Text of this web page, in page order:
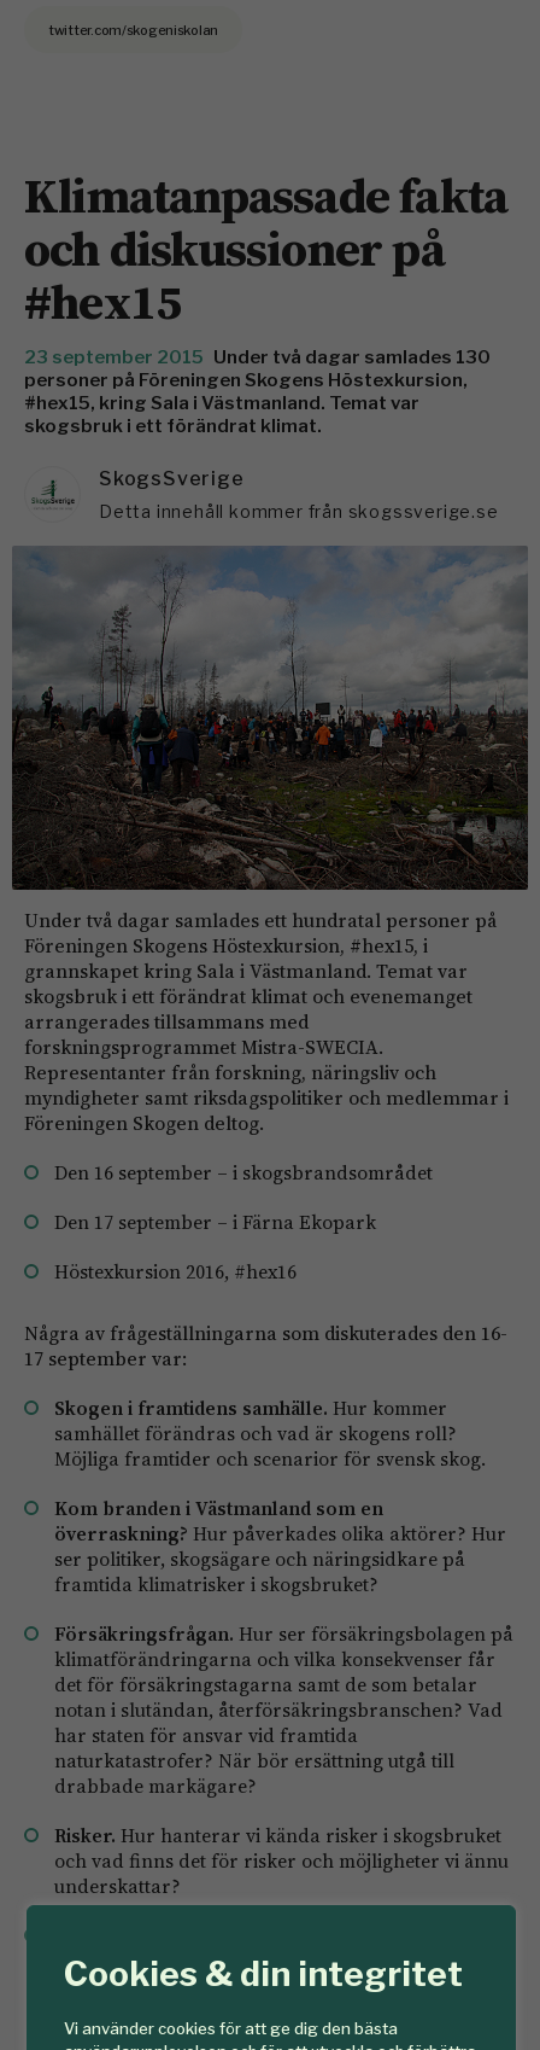
Cookies & din integritet
Vi använder cookies för att ge dig den bästa
twitter.com/skogeniskolan
Klimatanpassade fakta
och diskussioner på
#hex15
23 september 2015 Under två dagar samlades 130
personer på Föreningen Skogens Höstexkursion,
#hex15, kring Sala i Västmanland. Temat var
skogsbruk i ett förändrat klimat.
SkogsSverige
Detta innehåll kommer från skogssverige.se
Under två dagar samlades ett hundratal personer på
Föreningen Skogens Höstexkursion, #hex15, i
grannskapet kring Sala i Västmanland. Temat var
skogsbruk i ett förändrat klimat och evenemanget
arrangerades tillsammans med
forskningsprogrammet Mistra-SWECIA.
Representanter från forskning, näringsliv och
myndigheter samt riksdagspolitiker och medlemmar i
Föreningen Skogen deltog.
Den 16 september – i skogsbrandsområdet
Den 17 september – i Färna Ekopark
Höstexkursion 2016, #hex16
Några av frågeställningarna som diskuterades den 16-
17 september var:
Skogen i framtidens samhälle. Hur kommer
samhället förändras och vad är skogens roll?
Möjliga framtider och scenarior för svensk skog.
Kom branden i Västmanland som en
överraskning? Hur påverkades olika aktörer? Hur
ser politiker, skogsägare och näringsidkare på
framtida klimatrisker i skogsbruket?
Försäkringsfrågan. Hur ser försäkringsbolagen på
klimatförändringarna och vilka konsekvenser får
det för försäkringstagarna samt de som betalar
notan i slutändan, återförsäkringsbranschen? Vad
har staten för ansvar vid framtida
naturkatastrofer? När bör ersättning utgå till
drabbade markägare?
Risker. Hur hanterar vi kända risker i skogsbruket
och vad finns det för risker och möjligheter vi ännu
underskattar?
oss till denna nya verklighet? Vad har olika aktörer
för roller och ansvar för ett klimatanpassat
lyfta fram möjligheter?